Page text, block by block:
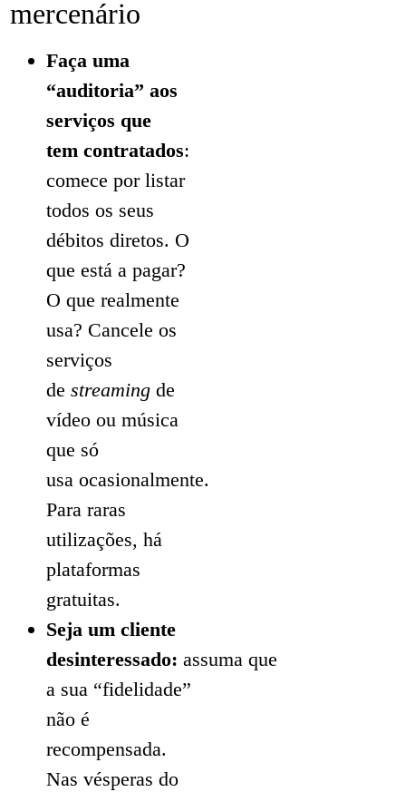
mercenário
Faça uma
“auditoria” aos
serviços que
tem contratados:
comece por listar
todos os seus
débitos diretos. O
que está a pagar?
O que realmente
usa? Cancele os
serviços
de streaming de
vídeo ou música
que só
usa ocasionalmente.
Para raras
utilizações, há
plataformas
gratuitas.
Seja um cliente
desinteressado: assuma que
a sua “fidelidade”
não é
recompensada.
Nas vésperas do